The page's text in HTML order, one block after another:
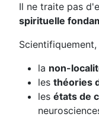
Il ne traite pas
spirituelle
la non-
les théories
les états de